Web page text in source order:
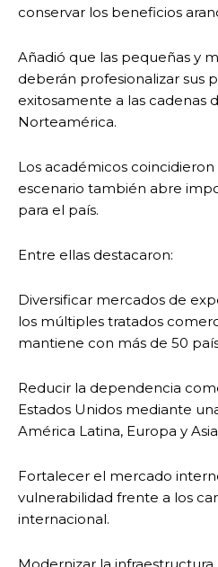
conservar los beneficios
Añadió que las pequeñas y
deberán profesionalizar sus
exitosamente a las cadenas
Norteamérica.
Los académicos
escenario también abre
para el país.
Entre ellas destacaron:
Diversificar mercados de
los múltiples tratados
mantiene con más de 50
Reducir la dependencia
Estados Unidos mediante
América Latina, Europa y
Fortalecer el mercado
vulnerabilidad frente a los
internacional.